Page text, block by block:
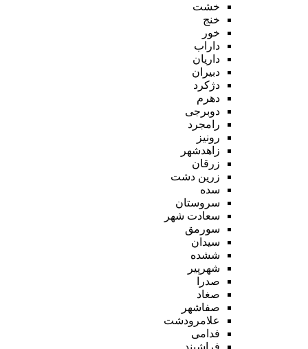
خشت
خنج
خور
داراب
داریان
دبیران
دژکرد
دهرم
دوبرجی
رامجرد
رونیز
زاهدشهر
زرقان
زرین دشت
سده
سروستان
سعادت شهر
سورمق
سیدان
ششده
شهرپیر
صدرا
صغاد
صفاشهر
علامرودشت
فدامی
فراشبند